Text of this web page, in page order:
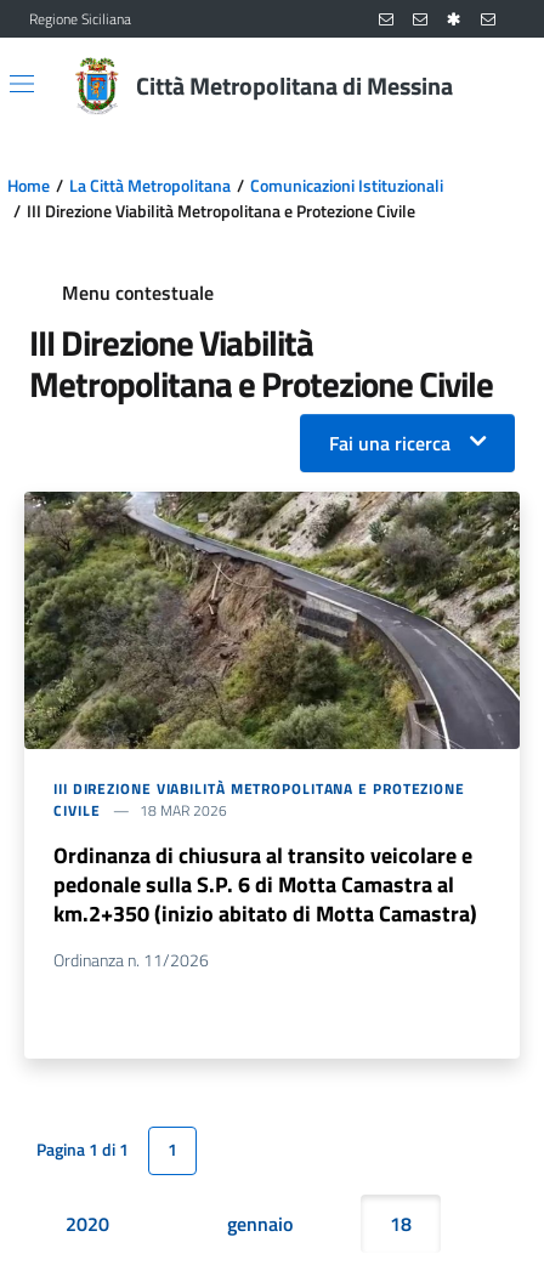
Vai al contenuto principale
Vai al menu principale
Regione Siciliana
Città Metropolitana di Messina
Home La Città Metropolitana
Comunicazioni Istituzionali
III Direzione Viabilità Metropolitana e Protezione Civile
Menu contestuale
III Direzione Viabilità
Metropolitana e Protezione Civile
Fai una ricerca
III DIREZIONE VIABILITÀ METROPOLITANA E PROTEZIONE
CIVILE
18 MAR 2026
Ordinanza di chiusura al transito veicolare e
pedonale sulla S.P. 6 di Motta Camastra al
km.2+350 (inizio abitato di Motta Camastra)
Ordinanza n. 11/2026
Pagina 1 di 1 1
2020
gennaio
18